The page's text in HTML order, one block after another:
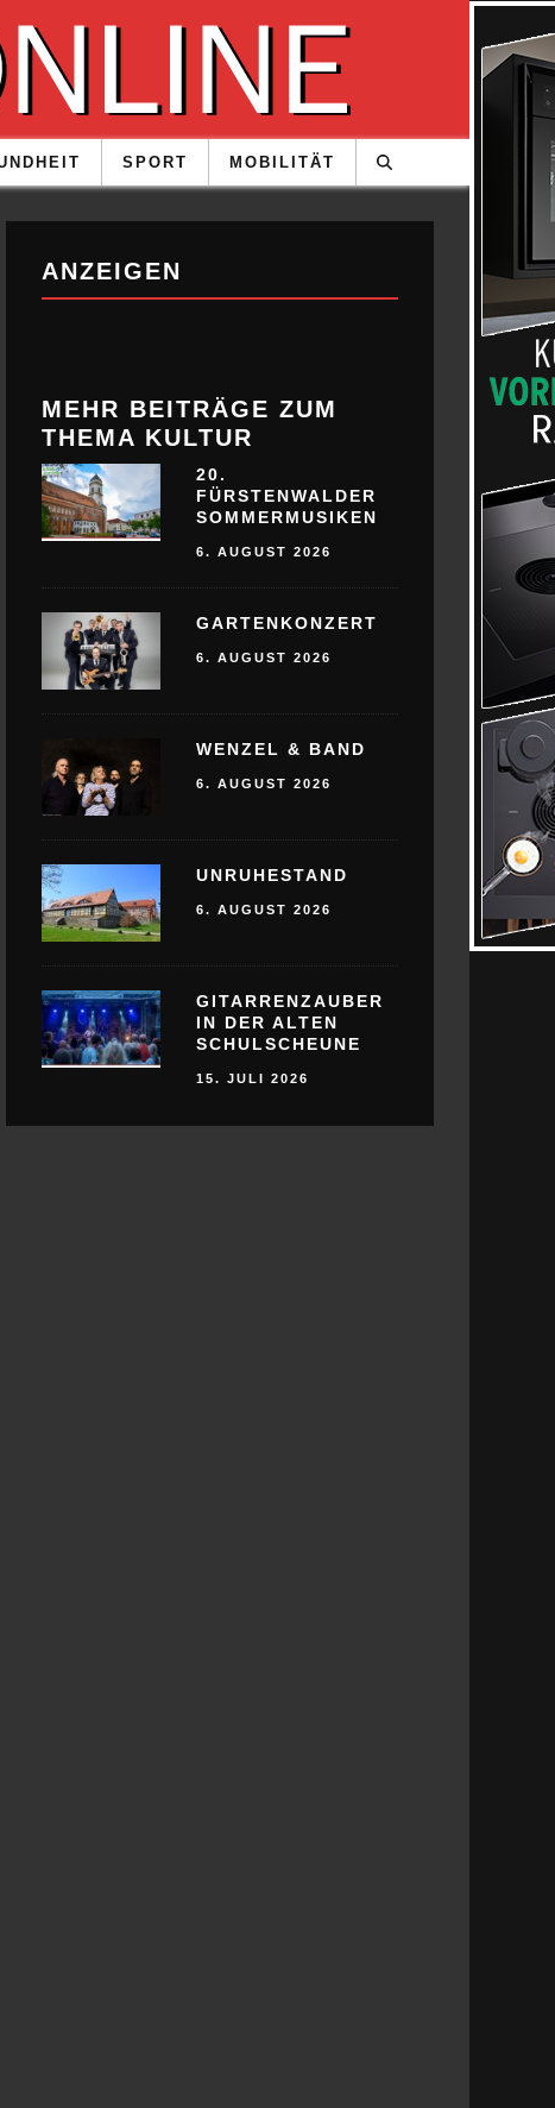
SPORT MOBILITÄT
ANZEIGEN
MEHR BEITRÄGE ZUM
THEMA KULTUR
20.
FÜRSTENWALDER
SOMMERMUSIKEN
6. AUGUST 2026
GARTENKONZERT
6. AUGUST 2026
WENZEL & BAND
6. AUGUST 2026
UNRUHESTAND
6. AUGUST 2026
GITARRENZAUBER
IN DER ALTEN
SCHULSCHEUNE
15. JULI 2026